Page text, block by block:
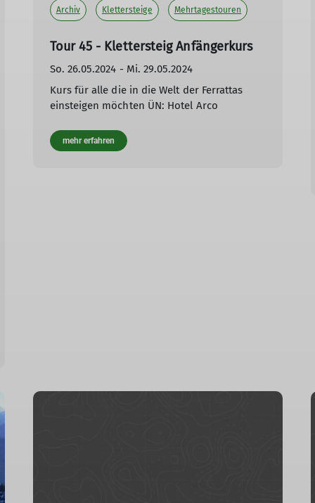
Archiv Klettersteige Mehrtagestouren
Tour 45 - Klettersteig Anfängerkurs
So. 26.05.2024 - Mi. 29.05.2024
Kurs für alle die in die Welt der Ferrattas
einsteigen möchten ÜN: Hotel Arco
mehr erfahren